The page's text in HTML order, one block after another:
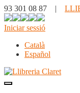
93 301 08 87 |
Iniciar sessió
Català
Español